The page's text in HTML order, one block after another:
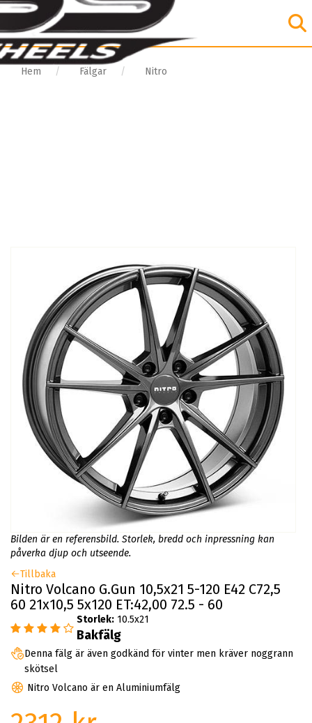
Hem Fälgar Nitro
Bilden är en referensbild. Storlek, bredd och inpressning kan
påverka djup och utseende.
Tillbaka
Nitro Volcano G.Gun 10,5x21 5-120 E42 C72,5
60 21x10,5 5x120 ET:42,00 72.5 - 60
Storlek: 10.5x21
Bakfälg
Denna fälg är även godkänd för vinter men kräver noggrann
skötsel
Nitro Volcano är en Aluminiumfälg